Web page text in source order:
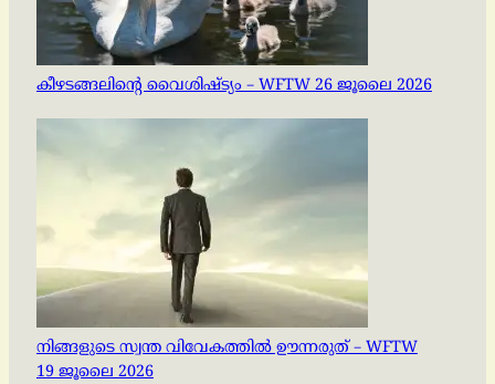
കീഴടങ്ങലിന്റെ വൈശിഷ്ട്യം – WFTW 26 ജൂലൈ 2026
നിങ്ങളുടെ സ്വന്ത വിവേകത്തിൽ ഊന്നരുത് – WFTW
19 ജൂലൈ 2026